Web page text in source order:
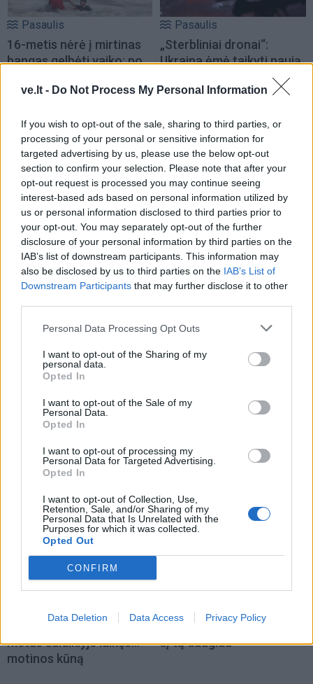
ve.lt - Do Not Process My Personal Information
If you wish to opt-out of the sale, sharing to third parties, or
processing of your personal or sensitive information for
targeted advertising by us, please use the below opt-out
section to confirm your selection. Please note that after your
opt-out request is processed you may continue seeing
interest-based ads based on personal information utilized by
us or personal information disclosed to third parties prior to
your opt-out. You may separately opt-out of the further
disclosure of your personal information by third parties on the
IAB’s list of downstream participants. This information may
also be disclosed by us to third parties on the IAB’s List of
Downstream Participants that may further disclose it to other
Personal Data Processing Opt Outs
I want to opt-out of the Sharing of my
personal data.
Opted In
I want to opt-out of the Sale of my
Personal Data.
Opted In
I want to opt-out of processing my
Personal Data for Targeted Advertising.
Opted In
I want to opt-out of Collection, Use,
Retention, Sale, and/or Sharing of my
Personal Data that Is Unrelated with the
Purposes for which it was collected.
Opted Out
CONFIRM
Data Deletion Data Access Privacy Policy
Pasaulis
16-metis nėrė į mirtinas
bangas gelbėti vaiko: po
sureagavo net
Pasaulis
„Sterbliniai dronai“:
Ukraina ėmė taikyti naują
Pasaulis
Pirmasis susitikimas su
karaliumi Karoliu III virto
košmaru: žvaigždė jam
Pasaulis
Atsakui į naują rusų
technologiją sukurti
Ukraina turi metus –
Pasaulis
JK politikai siūlo atimti
socialinius būstus iš
Savaeigiai taksi gavo
teisę veikti Londone
JK nuteistas vyras, trejus
metus šaldiklyje laikęs...
motinos kūną
Išėjo uogauti – bet rado
šį tą daugiau